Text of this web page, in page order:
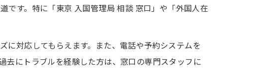
れ
です。特に「東京 入国管理局 相談 窓口」や「外国人在
対応してもらえます。また、電話や予約システムを
去にトラブルを経験した方は、窓口の専門スタッフに